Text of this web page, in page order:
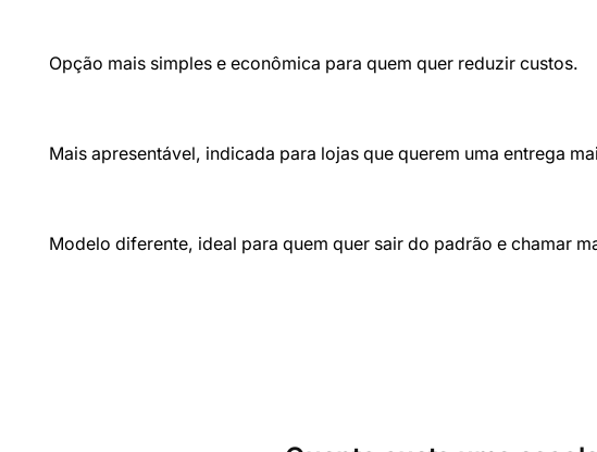
Opção mais simples e econômica para quem quer reduzir custos.
Mais apresentável, indicada para lojas que querem uma entrega
Modelo diferente, ideal para quem quer sair do padrão e chamar